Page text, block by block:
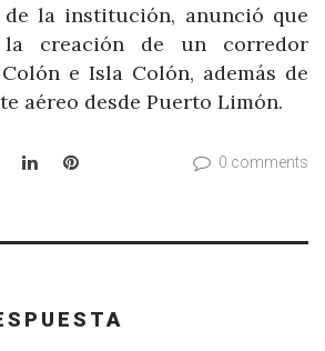
la institución, anunció que
creación de un corredor
e Isla Colón, además de
aéreo desde Puerto Limón.
LinkedInPinterest 0 comments